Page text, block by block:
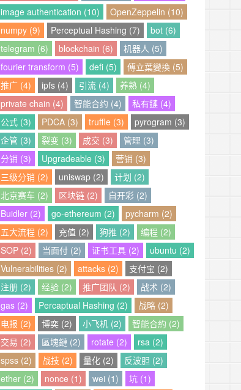
image authentication (10)
OpenZeppelin (10)
numpy (9)
Perceptual Hashing (7)
bot (6)
telegram (6)
blockchain (6)
机器人 (5)
fourier transform (5)
defi (5)
傅立葉變換 (5)
推广 (4)
ipfs (4) 引流 (4)
养熟 (4)
private chain (4)
智能合约 (4)
私有鏈 (4)
公式 (3)
PDCA (3) truffle (3)
pyrogram (3)
企管 (3)
裂变 (3) 成交 (3)
管理 (3)
分销 (3)
Upgradeable (3)
营销 (3)
三级分销 (2)
uniswap (2)
计划 (2)
北京赛车 (2)
区块链 (2)
自开彩 (2)
Buidler (2)
go-ethereum (2)
pycharm (2)
五大流程 (2)
充值 (2) 狗推 (2)
编程 (2)
SOP (2)
当面付 (2) 证书工具 (2)
ubuntu (2)
Vulnerabilities (2)
attacks (2)
支付宝 (2)
注册 (2)
经验 (2) 推广团队 (2)
战术 (2)
gas (2)
Percaptual Hashing (2)
战略 (2)
电报 (2)
博奕 (2) 小飞机 (2)
智能合約 (2)
交易 (2)
區塊鏈 (2) rotate (2)
rsa (2)
spss (2)
战技 (2) 量化 (2)
反波胆 (2)
ether (2)
nonce (1) wei (1)
坑 (1)